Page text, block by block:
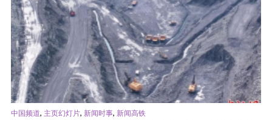
中国频道, 主页幻灯片, 新闻时事, 新闻高铁